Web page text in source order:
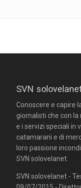
SVN
Conoscere e capire
giornalisti che con
e i servizi speciali in
catamarani e di
loro passione
SVN solovelanet.
SVN solovelanet -